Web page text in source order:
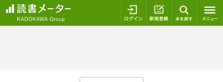
ログイン 新規登録